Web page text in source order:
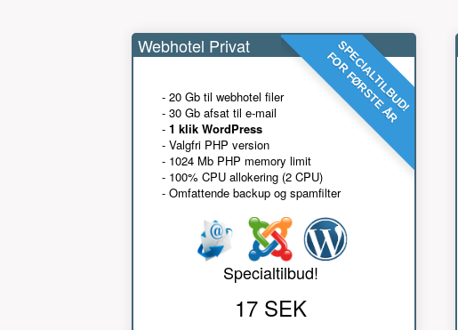
SPECIALTILBUD!
FOR FØRSTE ÅR
Webhotel Privat
- 20 Gb til webhotel filer
- 30 Gb afsat til e-mail
- 1 klik WordPress
- Valgfri PHP version
- 1024 Mb PHP memory limit
- 100% CPU allokering (2 CPU)
- Omfattende backup og spamfilter
Specialtilbud!
17 SEK